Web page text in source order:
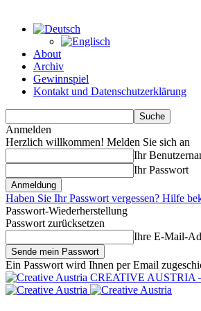
About
Archiv
Gewinnspiel
Kontakt und Datenschutzerklärung
Anmelden
Herzlich willkommen! Melden Sie sich an
Ihr
Ihr Passwort
Haben Sie Ihr Passwort vergessen? Hilfe
Passwort-Wiederherstellung
Passwort zurücksetzen
Ihre E-Mail-
Ein Passwort wird Ihnen per Email
CREATIVE AUSTRIA